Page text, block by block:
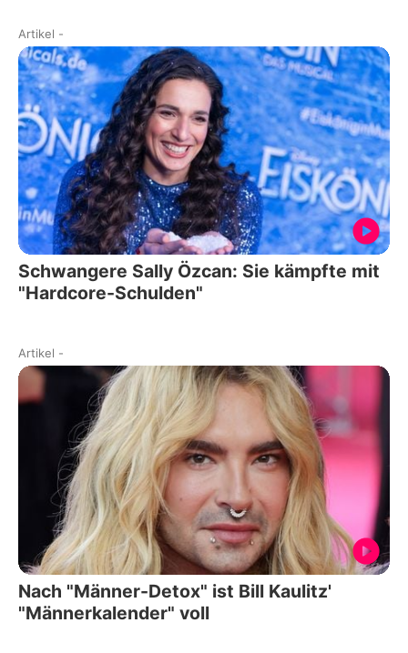
Artikel -
Schwangere Sally Özcan: Sie kämpfte mit
"Hardcore-Schulden"
Artikel -
Nach "Männer-Detox" ist Bill Kaulitz'
"Männerkalender" voll